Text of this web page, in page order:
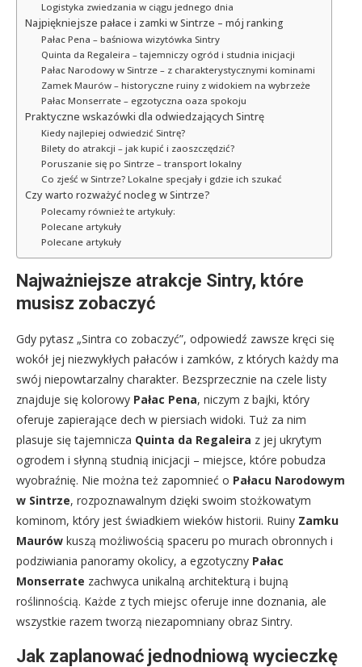
Logistyka zwiedzania w ciągu jednego dnia
Najpiękniejsze pałace i zamki w Sintrze – mój ranking
Pałac Pena – baśniowa wizytówka Sintry
Quinta da Regaleira – tajemniczy ogród i studnia inicjacji
Pałac Narodowy w Sintrze – z charakterystycznymi kominami
Zamek Maurów – historyczne ruiny z widokiem na wybrzeże
Pałac Monserrate – egzotyczna oaza spokoju
Praktyczne wskazówki dla odwiedzających Sintrę
Kiedy najlepiej odwiedzić Sintrę?
Bilety do atrakcji – jak kupić i zaoszczędzić?
Poruszanie się po Sintrze – transport lokalny
Co zjeść w Sintrze? Lokalne specjały i gdzie ich szukać
Czy warto rozważyć nocleg w Sintrze?
Polecamy również te artykuły:
Polecane artykuły
Polecane artykuły
Najważniejsze atrakcje Sintry, które
musisz zobaczyć
Gdy pytasz „Sintra co zobaczyć”, odpowiedź zawsze kręci się
wokół jej niezwykłych pałaców i zamków, z których każdy ma
swój niepowtarzalny charakter. Bezsprzecznie na czele listy
znajduje się kolorowy Pałac Pena, niczym z bajki, który
oferuje zapierające dech w piersiach widoki. Tuż za nim
plasuje się tajemnicza Quinta da Regaleira z jej ukrytym
ogrodem i słynną studnią inicjacji – miejsce, które pobudza
wyobraźnię. Nie można też zapomnieć o Pałacu Narodowym
w Sintrze, rozpoznawalnym dzięki swoim stożkowatym
kominom, który jest świadkiem wieków historii. Ruiny Zamku
Maurów kuszą możliwością spaceru po murach obronnych i
podziwiania panoramy okolicy, a egzotyczny Pałac
Monserrate zachwyca unikalną architekturą i bujną
roślinnością. Każde z tych miejsc oferuje inne doznania, ale
wszystkie razem tworzą niezapomniany obraz Sintry.
Jak zaplanować jednodniową wycieczkę